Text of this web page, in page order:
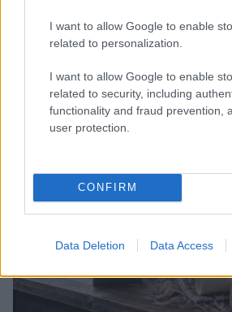
I want to allow Google to enable
related to personalization.
I want to allow Google to enable
related to security, including
functionality and fraud prevention,
user protection.
CONFIRM
Data Deletion Data Access
mare e storia
Cristian Castiglioni · 8 Ago 2026
LIFESTYLE